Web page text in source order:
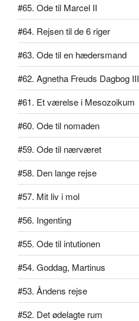
#65. Ode til Marcel II
#64. Rejsen til de 6 riger
#63. Ode til en hædersmand
#62. Agnetha Freuds Dagbog III
#61. Et værelse i Mesozoikum
#60. Ode til nomaden
#59. Ode til nærværet
#58. Den lange rejse
#57. Mit liv i mol
#56. Ingenting
#55. Ode til intutionen
#54. Goddag, Martinus
#53. Åndens rejse
#52. Det ødelagte rum